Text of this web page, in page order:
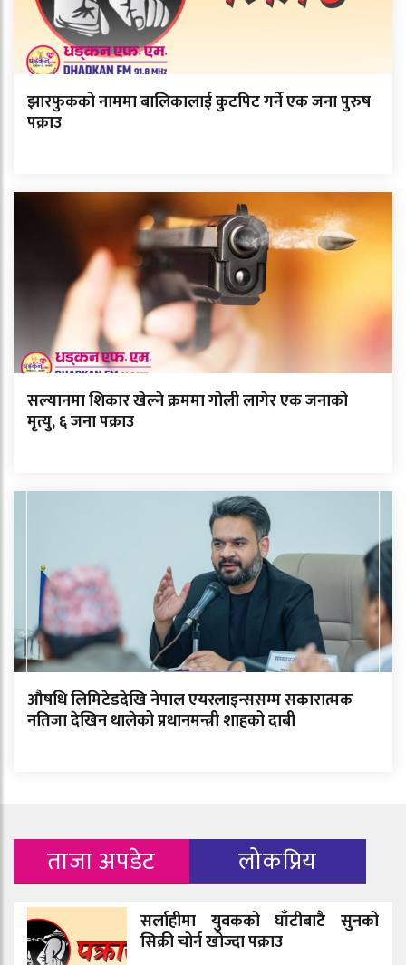
झारफुकको नाममा बालिकालाई कुटपिट गर्ने एक जना पुरुष
पक्राउ
सल्यानमा शिकार खेल्ने क्रममा गोली लागेर एक जनाको
मृत्यु, ६ जना पक्राउ
औषधि लिमिटेडदेखि नेपाल एयरलाइन्ससम्म सकारात्मक
नतिजा देखिन थालेको प्रधानमन्त्री शाहको दाबी
ताजा अपडेट लोकप्रिय
सर्लाहीमा युवकको घाँटीबाटै सुनको
सिक्री चोर्न खोज्दा पक्राउ